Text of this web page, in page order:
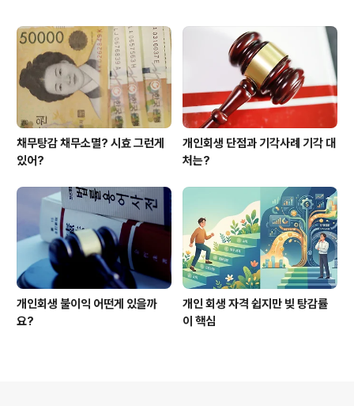
채무탕감 채무소멸? 시효 그런게
있어?
개인회생 단점과 기각사례 기각 대
처는?
개인회생 불이익 어떤게 있을까
요?
개인 회생 자격 쉽지만 빚 탕감률
이 핵심